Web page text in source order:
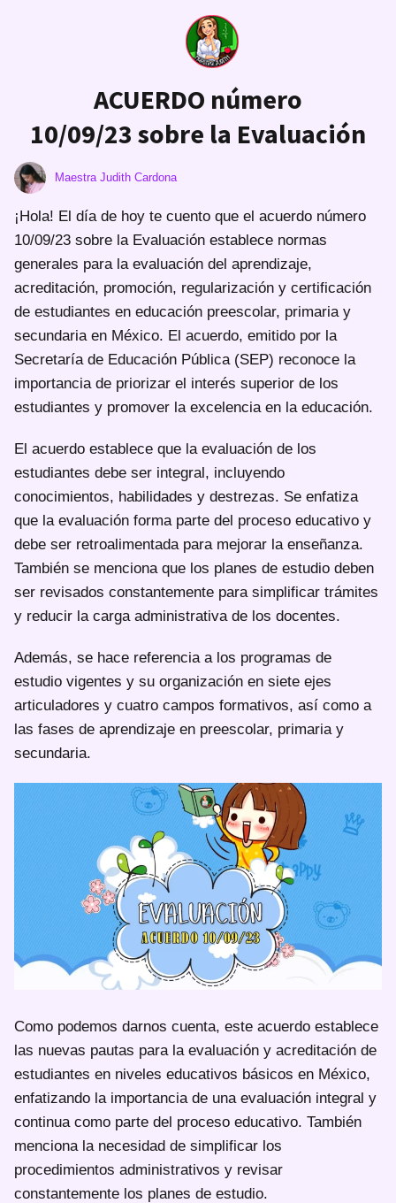
ACUERDO número
10/09/23 sobre la Evaluación
Maestra Judith Cardona
¡Hola! El día de hoy te cuento que el acuerdo número
10/09/23 sobre la Evaluación establece normas
generales para la evaluación del aprendizaje,
acreditación, promoción, regularización y certificación
de estudiantes en educación preescolar, primaria y
secundaria en México. El acuerdo, emitido por la
Secretaría de Educación Pública (SEP) reconoce la
importancia de priorizar el interés superior de los
estudiantes y promover la excelencia en la educación.
El acuerdo establece que la evaluación de los
estudiantes debe ser integral, incluyendo
conocimientos, habilidades y destrezas. Se enfatiza
que la evaluación forma parte del proceso educativo y
debe ser retroalimentada para mejorar la enseñanza.
También se menciona que los planes de estudio deben
ser revisados constantemente para simplificar trámites
y reducir la carga administrativa de los docentes.
Además, se hace referencia a los programas de
estudio vigentes y su organización en siete ejes
articuladores y cuatro campos formativos, así como a
las fases de aprendizaje en preescolar, primaria y
secundaria.
Como podemos darnos cuenta, este acuerdo establece
las nuevas pautas para la evaluación y acreditación de
estudiantes en niveles educativos básicos en México,
enfatizando la importancia de una evaluación integral y
continua como parte del proceso educativo. También
menciona la necesidad de simplificar los
procedimientos administrativos y revisar
constantemente los planes de estudio.